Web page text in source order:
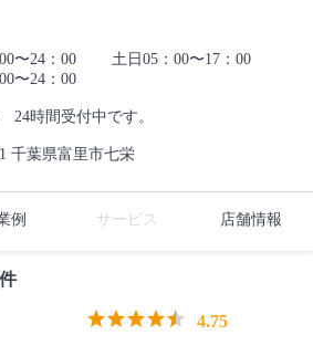
00〜24：00 土日05：00〜17：00
〜24：00
時間受付中です。
千葉県富里市七栄
例 サービス 店舗情報
4.75